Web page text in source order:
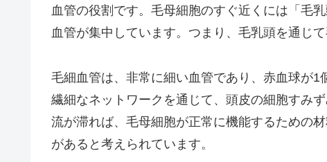
血管の役割です。毛母細胞のすぐ近くには「毛
血管が集中しています。つまり、毛乳頭を通じ
毛細血管は、非常に細い血管であり、赤血球が
繊細なネットワークを通じて、頭皮の細胞すみ
流が滞れば、毛母細胞が正常に機能するための
があると考えられています。